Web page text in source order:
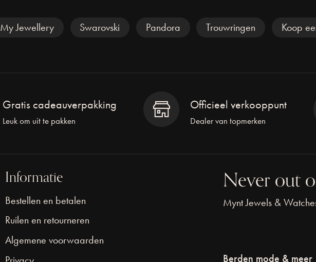
My Jewellery Swarovski Pandora Trouwringen Koop
Gratis cadeauverpakking
Leuk om uit te pakken
Officieel verkooppunt
Dealer van topmerken
Informatie
Bestellen en betalen
Ruilen en retourneren
Algemene voorwaarden
Never out
Mynt Jewels &
Berden mode & meer